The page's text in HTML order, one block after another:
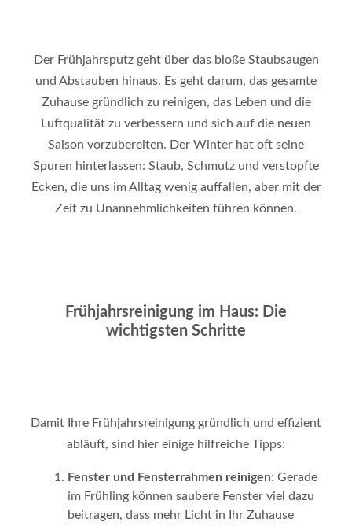
Der Frühjahrsputz geht über das bloße Staubsaugen
und Abstauben hinaus. Es geht darum, das gesamte
Zuhause gründlich zu reinigen, das Leben und die
Luftqualität zu verbessern und sich auf die neuen
Saison vorzubereiten. Der Winter hat oft seine
Spuren hinterlassen: Staub, Schmutz und verstopfte
Ecken, die uns im Alltag wenig auffallen, aber mit der
Zeit zu Unannehmlichkeiten führen können.
Frühjahrsreinigung im Haus: Die
wichtigsten Schritte
Damit Ihre Frühjahrsreinigung gründlich und effizient
abläuft, sind hier einige hilfreiche Tipps:
Fenster und Fensterrahmen reinigen: Gerade
im Frühling können saubere Fenster viel dazu
beitragen, dass mehr Licht in Ihr Zuhause